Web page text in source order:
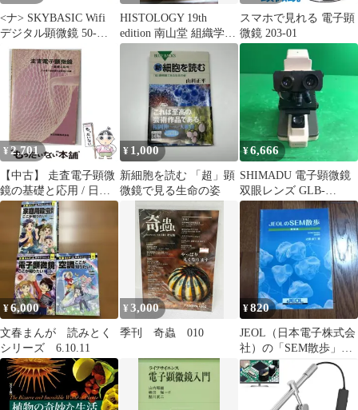
<ナ> SKYBASIC Wifi
デジタル顕微鏡 50-
1000倍電子顕微鏡 拡大
HISTOLOGY 19th
edition 南山堂 組織学
医学書
スマホで見れる 電子顕
微鏡 203-01
¥ 2,701
【中古】 走査電子顕微
鏡の基礎と応用 / 日本
電子顕微鏡学会関東支
部 / 共立出版
¥ 1,000
新細胞を読む 「超」顕
微鏡で見る生命の姿
¥6,666
SHIMADU 電子顕微鏡
双眼レンズ GLB-
B1500MBITb 現状渡し
¥6,000
文春まんが 読みとく
シリーズ 6.10.11
¥3,000
季刊 奇蟲 010
¥820
JEOL（日本電子株式会
社）の「SEM散歩」小
冊子